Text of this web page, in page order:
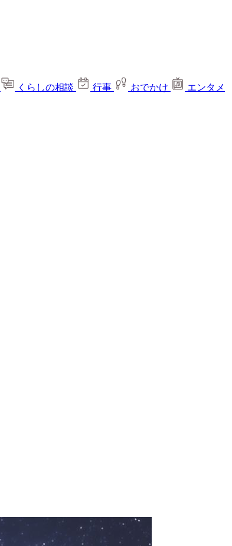
くらしの相談 行事 おでかけ
エンタメ